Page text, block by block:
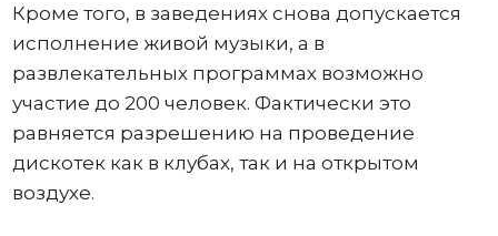
Кроме того, в заведениях снова допускается
исполнение живой музыки, а в
развлекательных программах возможно
участие до 200 человек. Фактически это
равняется разрешению на проведение
дискотек как в клубах, так и на открытом
воздухе.